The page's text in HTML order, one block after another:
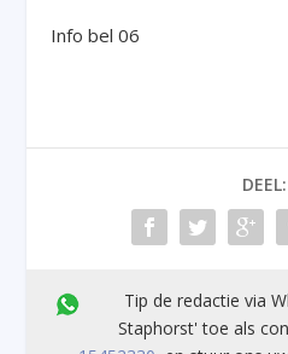
Info bel 06
DEEL:
Tip de redactie via
Staphorst' toe als